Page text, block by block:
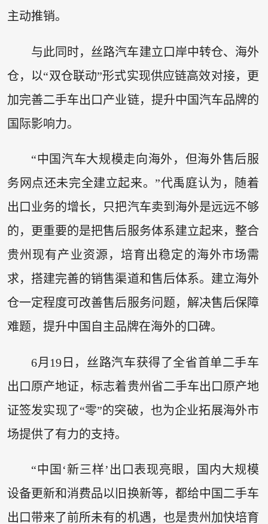
主动推销。
与此同时，丝路汽车建立口岸中转仓、海外
仓，以“双仓联动”形式实现供应链高效对接，更
加完善二手车出口产业链，提升中国汽车品牌的
国际影响力。
“中国汽车大规模走向海外，但海外售后服
务网点还未完全建立起来。”代禹庭认为，随着
出口业务的增长，只把汽车卖到海外是远远不够
的，更重要的是把售后服务体系建立起来，整合
贵州现有产业资源，培育出稳定的海外市场需
求，搭建完善的销售渠道和售后体系。建立海外
仓一定程度可改善售后服务问题，解决售后保障
难题，提升中国自主品牌在海外的口碑。
6月19日，丝路汽车获得了全省首单二手车
出口原产地证，标志着贵州省二手车出口原产地
证签发实现了“零”的突破，也为企业拓展海外市
场提供了有力的支持。
“中国‘新三样’出口表现亮眼，国内大规模
设备更新和消费品以旧换新等，都给中国二手车
出口带来了前所未有的机遇，也是贵州加快培育